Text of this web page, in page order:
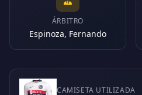
ÁRBITRO
Espinoza, Fernando
CAMISETA UTILIZADA